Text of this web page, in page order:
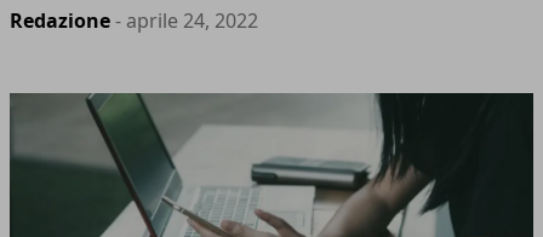
Redazione- aprile 24, 2022